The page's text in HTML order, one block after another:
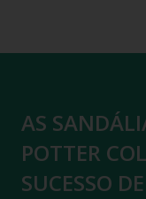
AS
POTTER
SUCESSO